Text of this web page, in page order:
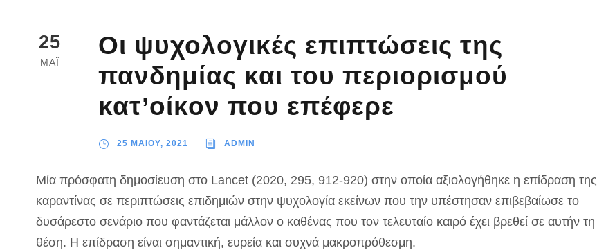
25
ΜΑΪ
Οι ψυχολογικές επιπτώσεις της
πανδημίας και του περιορισμού
κατ’οίκον που επέφερε
25 ΜΑΪΟΥ, 2021 ADMIN
Μία πρόσφατη δημοσίευση στο Lancet (2020, 295, 912-920) στην οποία αξιολογήθηκε η επίδραση της
καραντίνας σε περιπτώσεις επιδημιών στην ψυχολογία εκείνων που την υπέστησαν επιβεβαίωσε το
δυσάρεστο σενάριο που φαντάζεται μάλλον ο καθένας που τον τελευταίο καιρό έχει βρεθεί σε αυτήν τη
θέση. Η επίδραση είναι σημαντική, ευρεία και συχνά μακροπρόθεσμη.